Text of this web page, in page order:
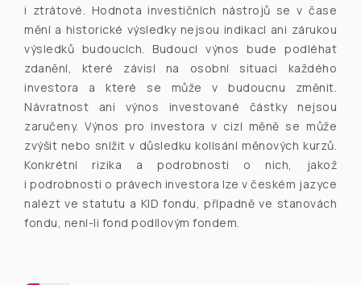
i ztrátové. Hodnota investičních nástrojů se v čase
mění a historické výsledky nejsou indikací ani zárukou
výsledků budoucích. Budoucí výnos bude podléhat
zdanění, které závisí na osobní situaci každého
investora a které se může v budoucnu změnit.
Návratnost ani výnos investované částky nejsou
zaručeny. Výnos pro investora v cizí měně se může
zvýšit nebo snížit v důsledku kolísání měnových kurzů.
Konkrétní rizika a podrobnosti o nich, jakož
i podrobnosti o právech investora lze v českém jazyce
nalézt ve statutu a KID fondu, případně ve stanovách
fondu, není-li fond podílovým fondem.